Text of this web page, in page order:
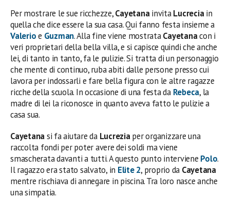
Per mostrare le sue ricchezze,CayetanainvitaLucreciain
quella che dice essere la sua casa. Qui fanno festa insieme a
Valerioe Guzman. Alla fine viene mostrataCayetanacon i
veri proprietari della bella villa, e si capisce quindi che anche
lei, di tanto in tanto, fa le pulizie. Si tratta di un personaggio
che mente di continuo, ruba abiti dalle persone presso cui
lavora per indossarli e fare bella figura con le altre ragazze
ricche della scuola. In occasione di una festa da Rebeca, la
madre di lei la riconosce in quanto aveva fatto le pulizie a
casa sua.
Cayetanasi fa aiutare da Lucreziaper organizzare una
raccolta fondi per poter avere dei soldi ma viene
smascherata davanti a tutti. A questo punto interviene Polo.
Il ragazzo era stato salvato, in Elite 2, proprio da Cayetana
mentre rischiava di annegare in piscina. Tra loro nasce anche
una simpatia.